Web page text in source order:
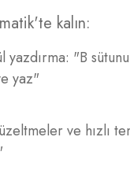
kalın:
yazdırma: "B
yaz"
ve hızlı